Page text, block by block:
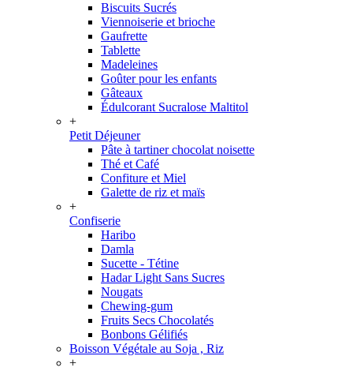
Biscuits Sucrés
Viennoiserie et brioche
Gaufrette
Tablette
Madeleines
Goûter pour les enfants
Gâteaux
Édulcorant Sucralose Maltitol
+
Petit Déjeuner
Pâte à tartiner chocolat noisette
Thé et Café
Confiture et Miel
Galette de riz et maïs
+
Confiserie
Haribo
Damla
Sucette - Tétine
Hadar Light Sans Sucres
Nougats
Chewing-gum
Fruits Secs Chocolatés
Bonbons Gélifiés
Boisson Végétale au Soja , Riz
+